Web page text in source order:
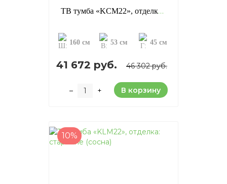
ТВ тумба «KCM22», отделка: старение (сосна)
160 см 53 см 45 см
41 672 руб. 46 302 руб.
– + В корзину
10%